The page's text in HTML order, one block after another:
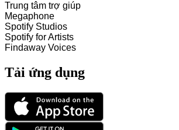
Trung tâm trợ giúp
Megaphone
Spotify Studios
Spotify for Artists
Findaway Voices
Tải ứng dụng